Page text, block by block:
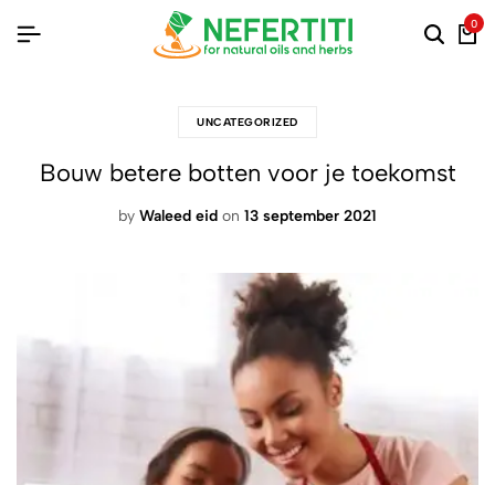
0
UNCATEGORIZED
Bouw betere botten voor je toekomst
by Waleed eid on 13 september 2021